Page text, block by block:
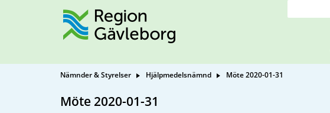
Nämnder & Styrelser Hjälpmedelsnämnd Möte 2020-01-31
Möte 2020-01-31